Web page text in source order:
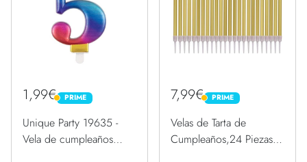
1,99€ PRIME
PRIME
Unique Party 19635 -
Vela de cumpleaños
7,99€ PRIME
PRIME
Velas de Tarta de
Cumpleaños,24 Piezas